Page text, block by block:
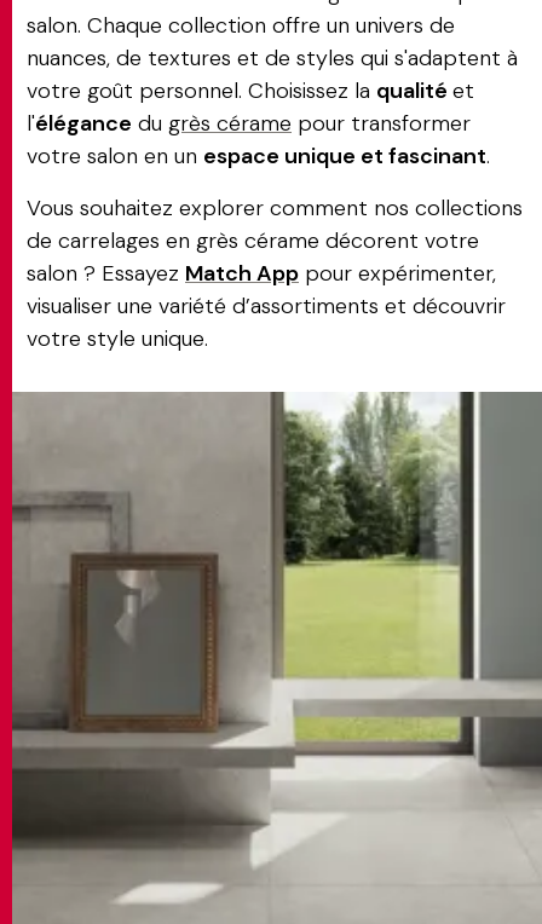
salon. Chaque collection offre un univers de
nuances, de textures et de styles qui s'adaptent à
votre goût personnel. Choisissez la qualité et
l'élégance du grès cérame pour transformer
votre salon en un espace unique et fascinant.
Vous souhaitez explorer comment nos collections
de carrelages en grès cérame décorent votre
salon ? Essayez Match App pour expérimenter,
visualiser une variété d’assortiments et découvrir
votre style unique.